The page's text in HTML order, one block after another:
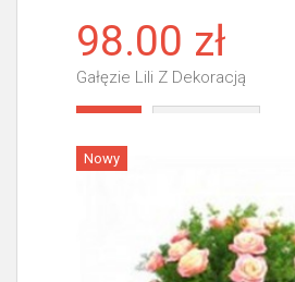
98.00 zł
Gałęzie Lili Z Dekoracją
Nowy